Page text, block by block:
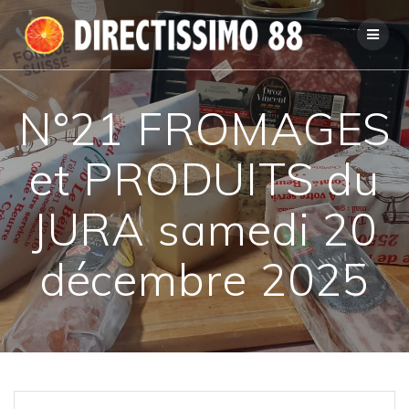
Passer
au
contenu
N°21 FROMAGES
et PRODUITS du
JURA samedi 20
décembre 2025